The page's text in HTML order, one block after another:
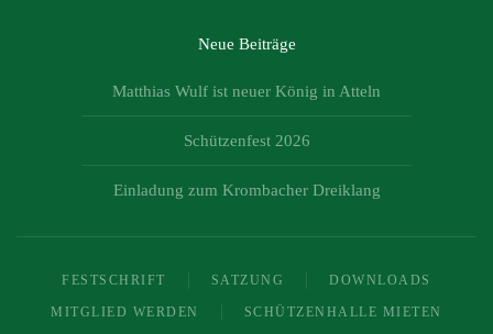
Neue Beiträge
Matthias Wulf ist neuer König in Atteln
Schützenfest 2026
Einladung zum Krombacher Dreiklang
FESTSCHRIFT SATZUNG DOWNLOADS
MITGLIED WERDEN SCHÜTZENHALLE MIETEN